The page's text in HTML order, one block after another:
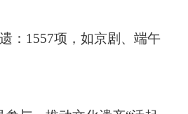
： 1557项，如京剧、端午